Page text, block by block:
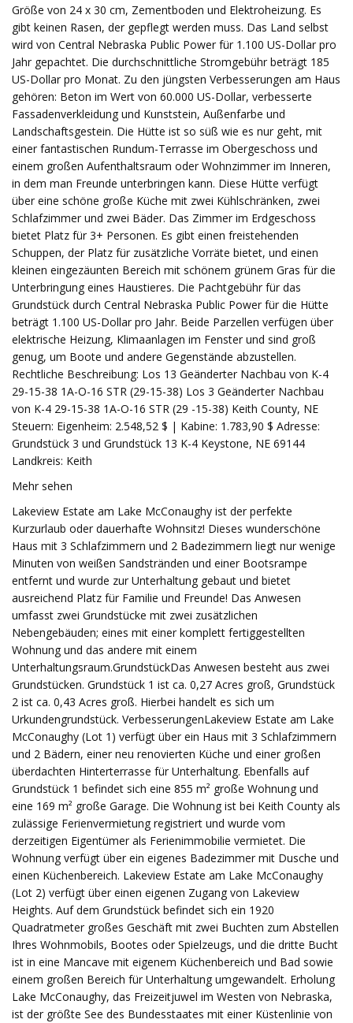
Größe von 24 x 30 cm, Zementboden und Elektroheizung. Es
gibt keinen Rasen, der gepflegt werden muss. Das Land selbst
wird von Central Nebraska Public Power für 1.100 US-Dollar pro
Jahr gepachtet. Die durchschnittliche Stromgebühr beträgt 185
US-Dollar pro Monat. Zu den jüngsten Verbesserungen am Haus
gehören: Beton im Wert von 60.000 US-Dollar, verbesserte
Fassadenverkleidung und Kunststein, Außenfarbe und
Landschaftsgestein. Die Hütte ist so süß wie es nur geht, mit
einer fantastischen Rundum-Terrasse im Obergeschoss und
einem großen Aufenthaltsraum oder Wohnzimmer im Inneren,
in dem man Freunde unterbringen kann. Diese Hütte verfügt
über eine schöne große Küche mit zwei Kühlschränken, zwei
Schlafzimmer und zwei Bäder. Das Zimmer im Erdgeschoss
bietet Platz für 3+ Personen. Es gibt einen freistehenden
Schuppen, der Platz für zusätzliche Vorräte bietet, und einen
kleinen eingezäunten Bereich mit schönem grünem Gras für die
Unterbringung eines Haustieres. Die Pachtgebühr für das
Grundstück durch Central Nebraska Public Power für die Hütte
beträgt 1.100 US-Dollar pro Jahr. Beide Parzellen verfügen über
elektrische Heizung, Klimaanlagen im Fenster und sind groß
genug, um Boote und andere Gegenstände abzustellen.
Rechtliche Beschreibung: Los 13 Geänderter Nachbau von K-4
29-15-38 1A-O-16 STR (29-15-38) Los 3 Geänderter Nachbau
von K-4 29-15-38 1A-O-16 STR (29 -15-38) Keith County, NE
Steuern: Eigenheim: 2.548,52 $ | Kabine: 1.783,90 $ Adresse:
Grundstück 3 und Grundstück 13 K-4 Keystone, NE 69144
Landkreis: Keith
Mehr sehen
Lakeview Estate am Lake McConaughy ist der perfekte
Kurzurlaub oder dauerhafte Wohnsitz! Dieses wunderschöne
Haus mit 3 Schlafzimmern und 2 Badezimmern liegt nur wenige
Minuten von weißen Sandstränden und einer Bootsrampe
entfernt und wurde zur Unterhaltung gebaut und bietet
ausreichend Platz für Familie und Freunde! Das Anwesen
umfasst zwei Grundstücke mit zwei zusätzlichen
Nebengebäuden; eines mit einer komplett fertiggestellten
Wohnung und das andere mit einem
Unterhaltungsraum.GrundstückDas Anwesen besteht aus zwei
Grundstücken. Grundstück 1 ist ca. 0,27 Acres groß, Grundstück
2 ist ca. 0,43 Acres groß. Hierbei handelt es sich um
Urkundengrundstück. VerbesserungenLakeview Estate am Lake
McConaughy (Lot 1) verfügt über ein Haus mit 3 Schlafzimmern
und 2 Bädern, einer neu renovierten Küche und einer großen
überdachten Hinterterrasse für Unterhaltung. Ebenfalls auf
Grundstück 1 befindet sich eine 855 m² große Wohnung und
eine 169 m² große Garage. Die Wohnung ist bei Keith County als
zulässige Ferienvermietung registriert und wurde vom
derzeitigen Eigentümer als Ferienimmobilie vermietet. Die
Wohnung verfügt über ein eigenes Badezimmer mit Dusche und
einen Küchenbereich. Lakeview Estate am Lake McConaughy
(Lot 2) verfügt über einen eigenen Zugang von Lakeview
Heights. Auf dem Grundstück befindet sich ein 1920
Quadratmeter großes Geschäft mit zwei Buchten zum Abstellen
Ihres Wohnmobils, Bootes oder Spielzeugs, und die dritte Bucht
ist in eine Mancave mit eigenem Küchenbereich und Bad sowie
einem großen Bereich für Unterhaltung umgewandelt. Erholung
Lake McConaughy, das Freizeitjuwel im Westen von Nebraska,
ist der größte See des Bundesstaates mit einer Küstenlinie von